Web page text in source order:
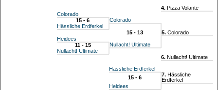
4. Pizza Volante
Colorado
15 - 6
Colorado
Hässliche Erdferkel
15 - 13
5. Colorado
Heidees
11 - 15
Nullacht! Ultimate
Nullacht! Ultimate
6. Nullacht! Ultimate
Hässliche Erdferkel
15 - 6
7. Hässliche
Erdferkel
Heidees